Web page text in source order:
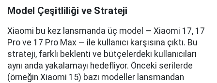
Model Çeşitliliği ve Strateji
Xiaomi bu kez lansmanda üç model — Xiaomi 17, 17
Pro ve 17 Pro Max — ile kullanıcı karşısına çıktı. Bu
strateji, farklı beklenti ve bütçelerdeki kullanıcıları
aynı anda yakalamayı hedefliyor. Önceki serilerde
(örneğin Xiaomi 15) bazı modeller lansmandan